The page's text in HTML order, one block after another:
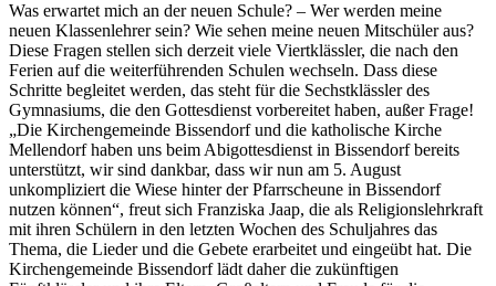
Was erwartet mich an der neuen Schule? – Wer werden meine
neuen Klassenlehrer sein? Wie sehen meine neuen Mitschüler aus?
Diese Fragen stellen sich derzeit viele Viertklässler, die nach den
Ferien auf die weiterführenden Schulen wechseln. Dass diese
Schritte begleitet werden, das steht für die Sechstklässler des
Gymnasiums, die den Gottesdienst vorbereitet haben, außer Frage!
„Die Kirchengemeinde Bissendorf und die katholische Kirche
Mellendorf haben uns beim Abigottesdienst in Bissendorf bereits
unterstützt, wir sind dankbar, dass wir nun am 5. August
unkompliziert die Wiese hinter der Pfarrscheune in Bissendorf
nutzen können“, freut sich Franziska Jaap, die als Religionslehrkraft
mit ihren Schülern in den letzten Wochen des Schuljahres das
Thema, die Lieder und die Gebete erarbeitet und eingeübt hat. Die
Kirchengemeinde Bissendorf lädt daher die zukünftigen